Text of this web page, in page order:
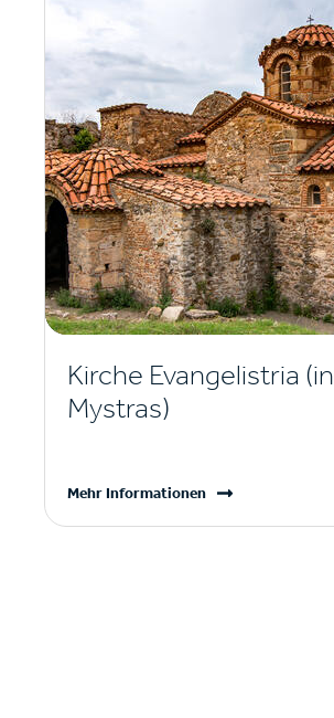
Kirche Evangelistria (in
Mystras)
Mehr Informationen